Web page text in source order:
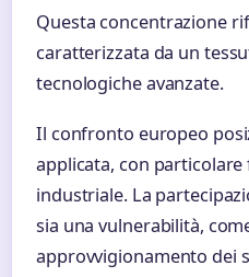
Questa concentrazione
caratterizzata da un
tecnologiche avanzate.
Il confronto europeo
applicata, con
industriale. La
sia una vulnerabilità,
approvvigionamento dei